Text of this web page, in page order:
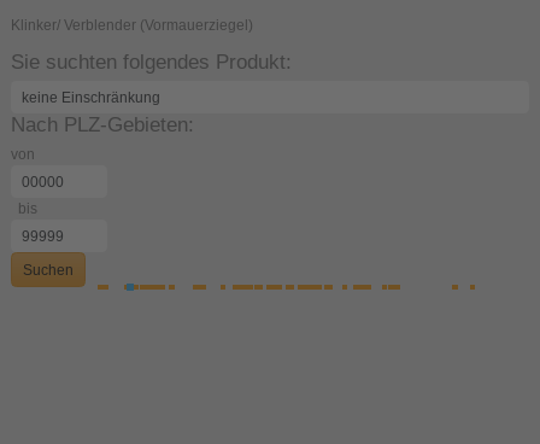
Klinker/ Verblender (Vormauerziegel)
Sie suchten folgendes Produkt:
Nach PLZ-Gebieten:
von
bis
Suchen